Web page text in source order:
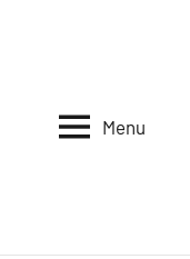
Iafue
Menu